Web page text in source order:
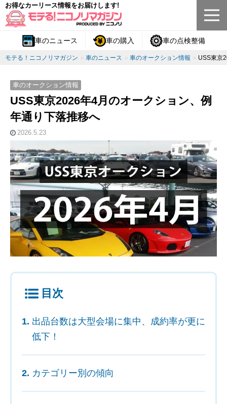
お得なカーリース情報をお届けします!
車のニュース 車の購入 車の点検整備
モテる！ニコノリマガジン 車のニュース 車のオークション情報 USS東京
車のオークション情報
USS東京2026年4月のオークション、例
年通り下落推移へ
2026.5.23
目次
出品台数は大型会場に集中、成約率が更に
低下！
カテゴリー別の傾向